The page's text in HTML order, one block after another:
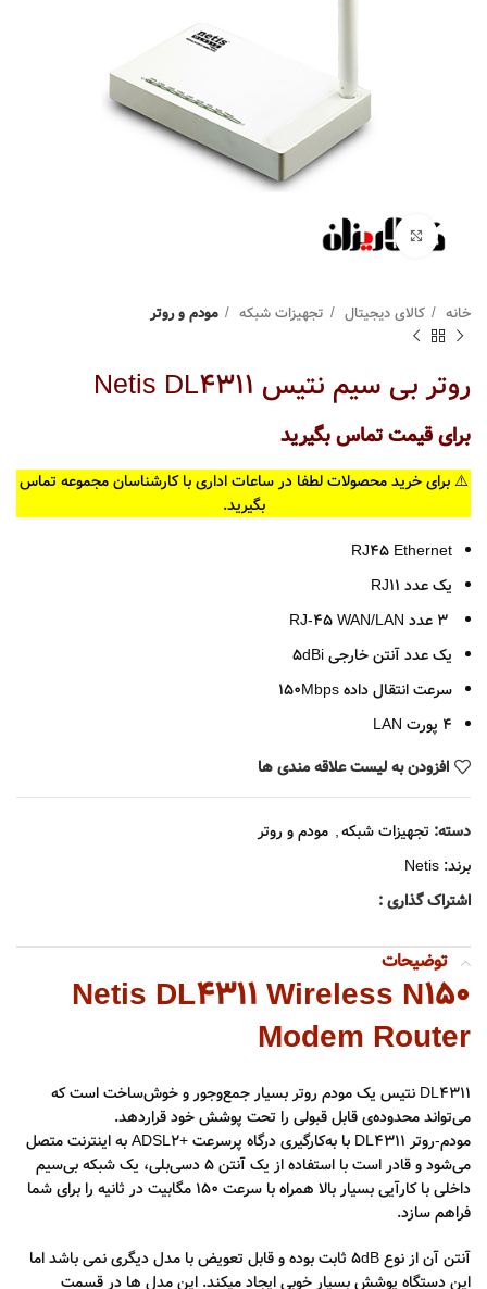
Click to enlarge
خانه کالای دیجیتال تجهیزات شبکه مودم و روتر
روتر بی سیم نتیس Netis DL4311
برای قیمت تماس بگیرید
⚠️ برای خرید محصولات لطفا در ساعات اداری با کارشناسان مجموعه تماس
بگیرید.
RJ45 Ethernet
یک عدد RJ11
یک عدد آنتن خارجی 5dBi
سرعت انتقال داده 150Mbps
4 پورت LAN
افزودن به لیست علاقه مندی ها
دسته: تجهیزات شبکه, مودم و روتر
برند: Netis
اشتراک گذاری :
توضیحات
Netis DL4311 Wireless N150
Modem Router
DL4311 نتیس یک مودم روتر بسیار جمع‌و‌جور و خوش‌ساخت است که
می‌تواند محدوده‌ی قابل قبولی را تحت پوشش خود قرار‌دهد.
مودم-روتر DL4311 با به‌کارگیری درگاه پرسرعت +ADSL2 به اینترنت متصل
می‌شود و قادر است با استفاده از یک آنتن 5 دسی‌بلی، یک شبکه بی‌سیم
داخلی با کارآیی بسیار بالا همراه با سرعت 150 مگابیت در ثانیه را برای شما
فراهم سازد.
آنتن آن از نوع 5dB ثابت بوده و قابل تعویض با مدل دیگری نمی باشد اما
این دستگاه پوشش بسیار خوبی ایجاد میکند. این مدل ها در قسمت